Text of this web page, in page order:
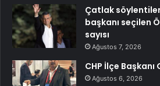
Çatlak
başkanı seçilen
sayısı
Ağustos 7, 2026
CHP İlçe
Ağustos 6, 2026